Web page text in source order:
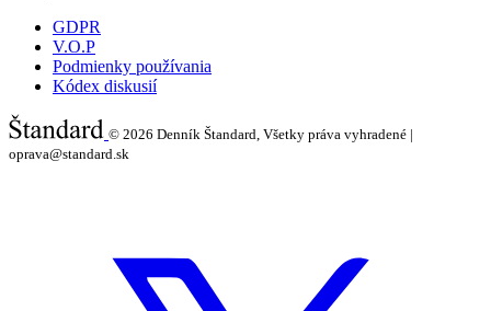
GDPR
V.O.P
Podmienky používania
Kódex diskusií
© 2026 Denník Štandard, Všetky práva vyhradené |
oprava@standard.sk